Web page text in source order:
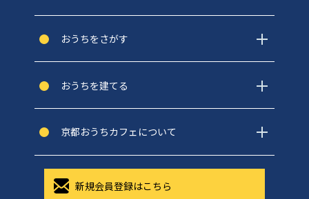
おうちをさがす
おうちを建てる
京都おうちカフェについて
新規会員登録はこちら